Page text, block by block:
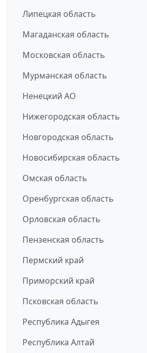
Липецкая область
Магаданская область
Московская область
Мурманская область
Ненецкий АО
Нижегородская область
Новгородская область
Новосибирская область
Омская область
Оренбургская область
Орловская область
Пензенская область
Пермский край
Приморский край
Псковская область
Республика Адыгея
Республика Алтай